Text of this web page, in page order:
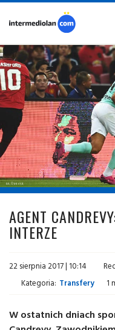
fot. © inter.it
AGENT
INTERZE
22 sierpnia 2017 | 10:14
Kategoria: Transfery 1
W ostatnich dniach